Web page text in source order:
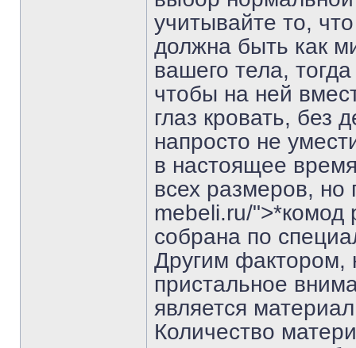
учитывайте то,
должна быть как
вашего тела,
чтобы на ней
глаз кровать, без
напросто не
в настоящее
всех размеров, но
mebeli.ru/">*комод
собрана по
Другим фактором,
пристальное
является
Количество